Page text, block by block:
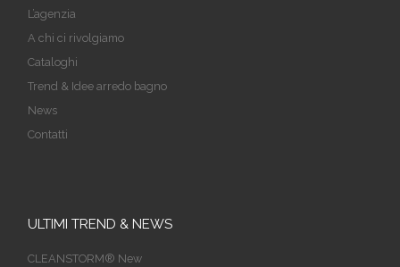
L’agenzia
A chi ci rivolgiamo
Cataloghi
Trend & Idee arredo bagno
News
Contatti
ULTIMI TREND & NEWS
CLEANSTORM® New